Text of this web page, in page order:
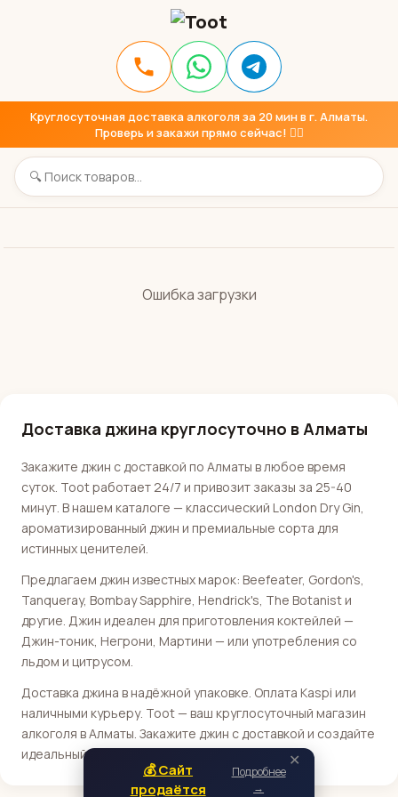
Круглосуточная доставка алкоголя за 20 мин в г. Алматы.
Проверь и закажи прямо сейчас! 👇🏼
Ошибка загрузки
✕
💰 Сайт
продаётся
Подробнее
→
Доставка джина круглосуточно в Алматы
Закажите джин с доставкой по Алматы в любое время
суток. Toot работает 24/7 и привозит заказы за 25-40
минут. В нашем каталоге — классический London Dry Gin,
ароматизированный джин и премиальные сорта для
истинных ценителей.
Предлагаем джин известных марок: Beefeater, Gordon's,
Tanqueray, Bombay Sapphire, Hendrick's, The Botanist и
другие. Джин идеален для приготовления коктейлей —
Джин-тоник, Негрони, Мартини — или употребления со
льдом и цитрусом.
Доставка джина в надёжной упаковке. Оплата Kaspi или
наличными курьеру. Toot — ваш круглосуточный магазин
алкоголя в Алматы. Закажите джин с доставкой и создайте
идеальный коктейль дома!